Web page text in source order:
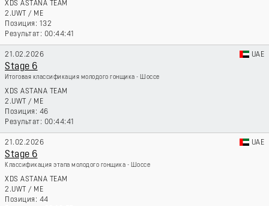
XDS ASTANA TEAM
2.UWT / ME
132
00:44:41
21.02.2026 UAE
Stage 6
Итоговая классификация молодого гонщика - Шоссе
XDS ASTANA TEAM
2.UWT / ME
46
00:44:41
21.02.2026 UAE
Stage 6
Классификация этапа молодого гонщика - Шоссе
XDS ASTANA TEAM
2.UWT / ME
44